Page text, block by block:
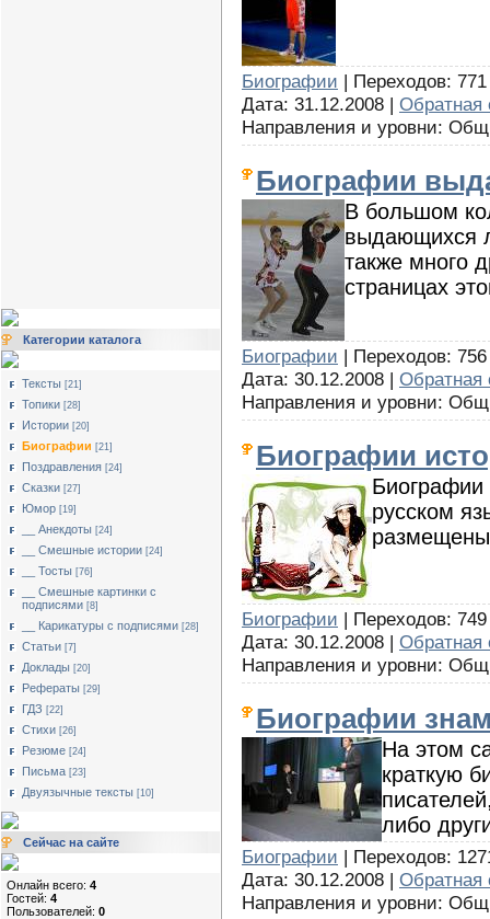
Категории каталога
Тексты [21]
Топики [28]
Истории [20]
Биографии [21]
Поздравления [24]
Сказки [27]
Юмор [19]
__ Анекдоты [24]
__ Смешные истории [24]
__ Тосты [76]
__ Смешные картинки с
подписями [8]
__ Карикатуры с подписями [28]
Статьи [7]
Доклады [20]
Рефераты [29]
ГДЗ [22]
Стихи [26]
Резюме [24]
Письма [23]
Двуязычные тексты [10]
Сейчас на сайте
Онлайн всего: 4
Гостей: 4
Пользователей: 0
Биографии | Переходов:
Дата: 31.12.2008 | Обратная
Направления и уровни:
Биографии
В большом
выдающихся
также много
страницах
Биографии | Переходов:
Дата: 30.12.2008 | Обратная
Направления и уровни:
Биографии
Биографии
русском
размещены
Биографии | Переходов:
Дата: 30.12.2008 | Обратная
Направления и уровни:
Биографии
На этом
краткую
либо
Биографии | Переходов:
Дата: 30.12.2008 | Обратная
Направления и уровни: